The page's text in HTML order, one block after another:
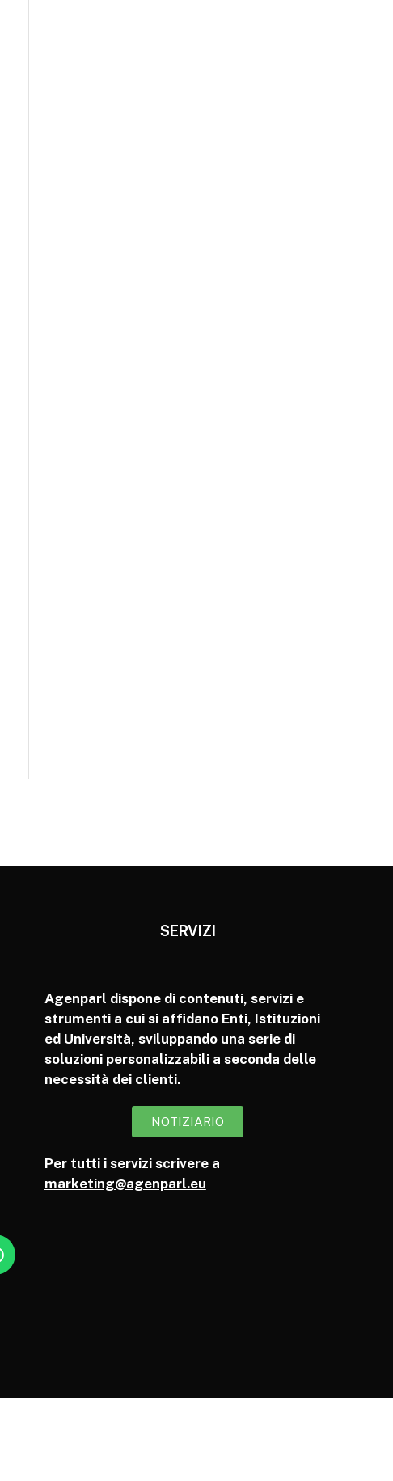
SERVIZI
Agenparl dispone di contenuti, servizi e
strumenti a cui si affidano Enti, Istituzioni
ed Università, sviluppando una serie di
soluzioni personalizzabili a seconda delle
necessità dei clienti.
NOTIZIARIO
Per tutti i servizi scrivere a
marketing@agenparl.eu